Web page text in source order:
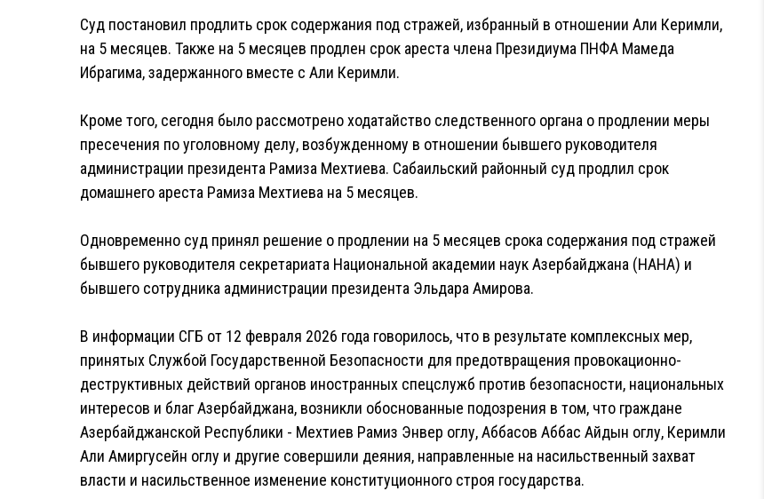
Суд постановил продлить срок содержания под стражей, избранный в отношении Али Керимли,
на 5 месяцев. Также на 5 месяцев продлен срок ареста члена Президиума ПНФА Мамеда
Ибрагима, задержанного вместе с Али Керимли.
Кроме того, сегодня было рассмотрено ходатайство следственного органа о продлении меры
пресечения по уголовному делу, возбужденному в отношении бывшего руководителя
администрации президента Рамиза Мехтиева. Сабаильский районный суд продлил срок
домашнего ареста Рамиза Мехтиева на 5 месяцев.
Одновременно суд принял решение о продлении на 5 месяцев срока содержания под стражей
бывшего руководителя секретариата Национальной академии наук Азербайджана (НАНА) и
бывшего сотрудника администрации президента Эльдара Амирова.
В информации СГБ от 12 февраля 2026 года говорилось, что в результате комплексных мер,
принятых Службой Государственной Безопасности для предотвращения провокационно-
деструктивных действий органов иностранных спецслужб против безопасности, национальных
интересов и благ Азербайджана, возникли обоснованные подозрения в том, что граждане
Азербайджанской Республики - Мехтиев Рамиз Энвер оглу, Аббасов Аббас Айдын оглу, Керимли
Али Амиргусейн оглу и другие совершили деяния, направленные на насильственный захват
власти и насильственное изменение конституционного строя государства.